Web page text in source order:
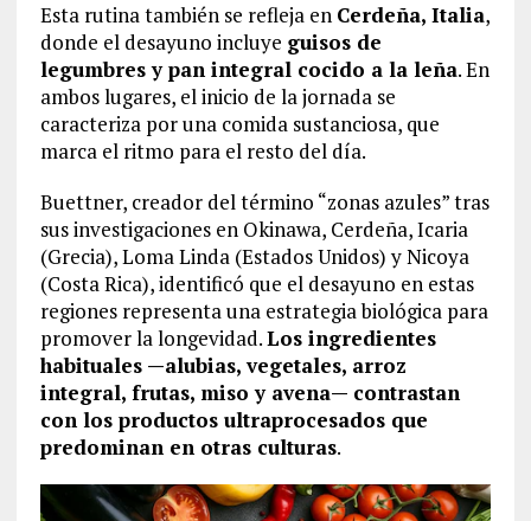
Esta rutina también se refleja en Cerdeña, Italia,
donde el desayuno incluye guisos de
legumbres y pan integral cocido a la leña. En
ambos lugares, el inicio de la jornada se
caracteriza por una comida sustanciosa, que
marca el ritmo para el resto del día.
Buettner, creador del término “zonas azules” tras
sus investigaciones en Okinawa, Cerdeña, Icaria
(Grecia), Loma Linda (Estados Unidos) y Nicoya
(Costa Rica), identificó que el desayuno en estas
regiones representa una estrategia biológica para
promover la longevidad.Los ingredientes
habituales —alubias, vegetales, arroz
integral, frutas, miso y avena— contrastan
con los productos ultraprocesados que
predominan en otras culturas.